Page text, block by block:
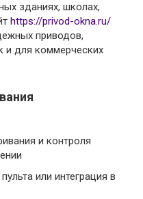
зданиях, школах,
https://privod-okna.ru/
приводов,
и для коммерческих
и контроля
или интеграция в